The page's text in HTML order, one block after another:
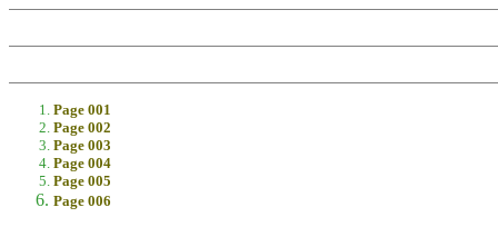
Page 001
Page 002
Page 003
Page 004
Page 005
Page 006